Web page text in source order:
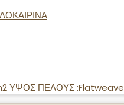
ΥΨΟΣ ΠΕΛΟΥΣ :Flatweave